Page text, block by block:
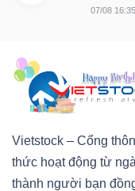
07/08 16:35
Vietstock – Cổng
thức hoạt động từ
thành người bạn